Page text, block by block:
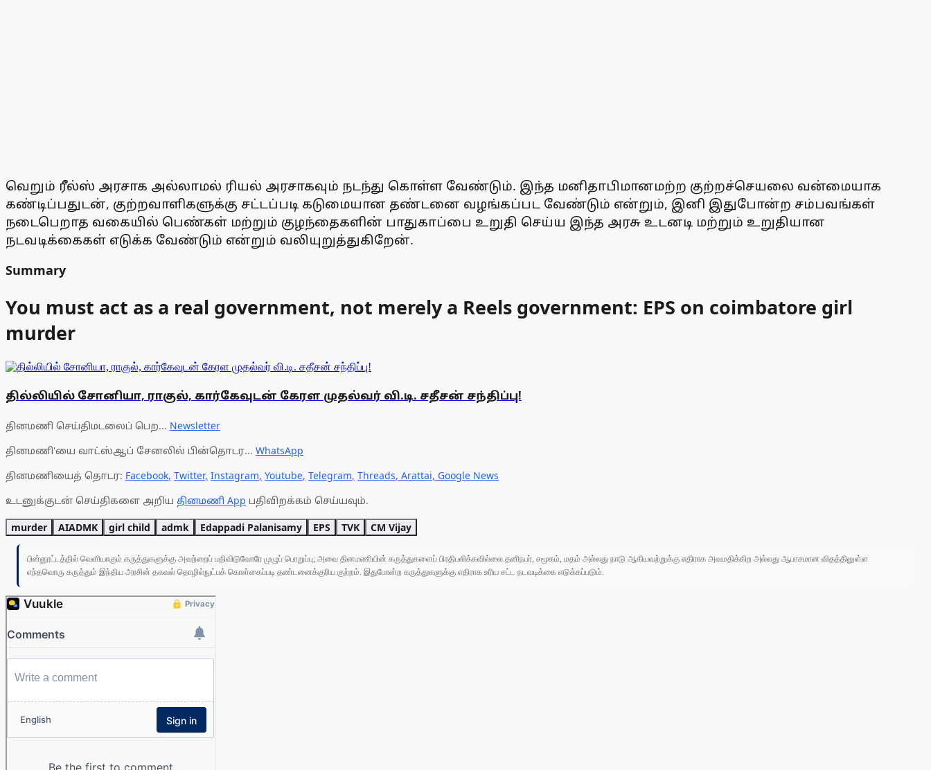
வெறும் ரீல்ஸ் அரசாக அல்லாமல் ரியல் அரசாகவும் நடந்து கொள்ள வேண்டும். இந்த மனிதாபிமானமற்ற குற்றச்செயலை வன்மையாக
கண்டிப்பதுடன், குற்றவாளிகளுக்கு சட்டப்படி கடுமையான தண்டனை வழங்கப்பட வேண்டும் என்றும், இனி இதுபோன்ற சம்பவங்கள்
நடைபெறாத வகையில் பெண்கள் மற்றும் குழந்தைகளின் பாதுகாப்பை உறுதி செய்ய இந்த அரசு உடனடி மற்றும் உறுதியான
நடவடிக்கைகள் எடுக்க வேண்டும் என்றும் வலியுறுத்துகிறேன்.
Summary
You must act as a real government, not merely a Reels government: EPS on coimbatore girl
murder
தில்லியில் சோனியா, ராகுல், கார்கேவுடன் கேரள முதல்வர் வி.டி. சதீசன் சந்திப்பு!
தினமணி செய்திமடலைப் பெற... Newsletter
தினமணி'யை வாட்ஸ்ஆப் சேனலில் பின்தொடர... WhatsApp
தினமணியைத் தொடர: Facebook, Twitter, Instagram, Youtube, Telegram, Threads, Arattai, Google News
உடனுக்குடன் செய்திகளை அறிய தினமணி App பதிவிறக்கம் செய்யவும்.
murder AIADMK girl child admk Edappadi Palanisamy EPS TVK CM Vijay
பின்னூட்டத்தில் வெளியாகும் கருத்துகளுக்கு அவற்றைப் பதிவிடுவோரே முழுப் பொறுப்பு; அவை தினமணியின் கருத்துகளைப் பிரதிபலிக்கவில்லை.தனிநபர், சமூகம், மதம் அல்லது நாடு ஆகியவற்றுக்கு எதிராக அவமதிக்கிற அல்லது ஆபாசமான விதத்திலுள்ள
எந்தவொரு கருத்தும் இந்திய அரசின் தகவல் தொழில்நுட்பக் கொள்கைப்படி தண்டனைக்குரிய குற்றம். இதுபோன்ற கருத்துகளுக்கு எதிராக உரிய சட்ட நடவடிக்கை எடுக்கப்படும்.